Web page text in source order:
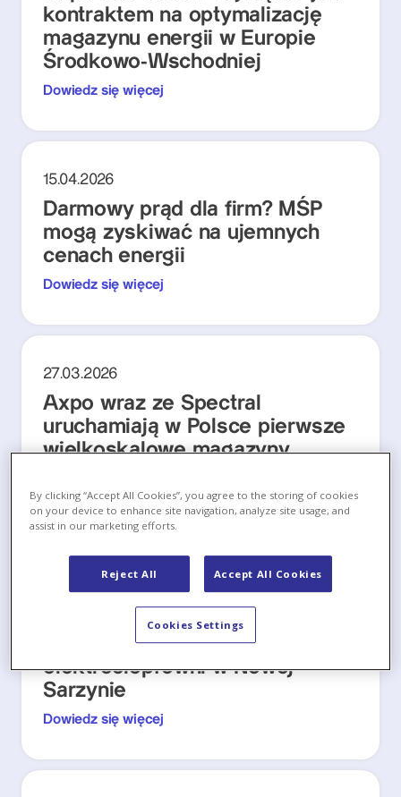
kontraktem na optymalizację
magazynu energii w Europie
Środkowo-Wschodniej
Dowiedz się więcej
15.04.2026
Darmowy prąd dla firm? MŚP
mogą zyskiwać na ujemnych
cenach energii
Dowiedz się więcej
27.03.2026
Axpo wraz ze Spectral
uruchamiają w Polsce pierwsze
wielkoskalowe magazyny
STELLAR
Dowiedz się więcej
Zgoda na zakup przez Axpo
elektrociepłowni w Nowej
Sarzynie
Dowiedz się więcej
By clicking “Accept All Cookies”, you agree to the storing of cookies
on your device to enhance site navigation, analyze site usage, and
assist in our marketing efforts.
Reject All Accept All Cookies
Cookies Settings